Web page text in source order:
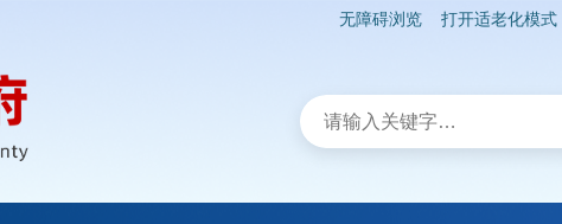
无障碍浏览 打开适老化模式